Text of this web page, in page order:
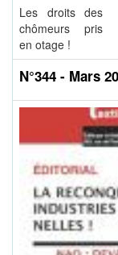
Les droits des
chômeurs pris
en otage !
N°344 - Mars